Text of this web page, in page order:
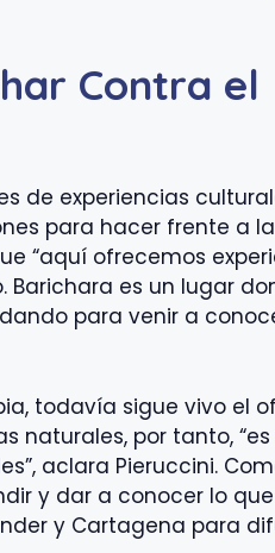
Contra el
de experiencias
para hacer frente a la
“aquí ofrecemos
es un lugar
para venir a
todavía sigue vivo el
naturales, por tanto,
aclara Pieruccini.
y dar a conocer lo
y Cartagena para